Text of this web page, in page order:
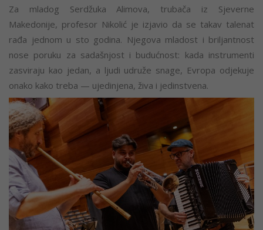
Za mladog Serdžuka Alimova, trubača iz Sjeverne
Makedonije, profesor Nikolić je izjavio da se takav talenat
rađa jednom u sto godina. Njegova mladost i briljantnost
nose poruku za sadašnjost i budućnost: kada instrumenti
zasviraju kao jedan, a ljudi udruže snage, Evropa odjekuje
onako kako treba — ujedinjena, živa i jedinstvena.